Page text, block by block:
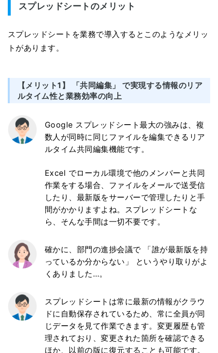
スプレッドシートのメリット
スプレッドシートを業務で導入するとこのようなメリッ
トがあります。
【メリット1】 「共同編集」 で実現する情報のリア
ルタイム性と業務効率の向上
Google スプレッドシート最大の強みは、複
数人が同時に同じファイルを編集できるリア
ルタイム共同編集機能です。
Excel でローカル環境で他のメンバーと共同
作業をする場合、ファイルをメールで送受信
したり、最新版をサーバーで管理したりと手
間がかかりますよね。スプレッドシートな
ら、そんな手間は一切不要です。
確かに、部門の進捗会議で 「誰が最新版を持
っているか分からない」 というやり取りがよ
くありました…。
スプレッドシートは常に最新の情報がクラウ
ドに自動保存されているため、常に全員が同
じデータを見て作業できます。変更履歴も管
理されており、変更された箇所を確認できる
ほか、以前の版に復元することも可能です。